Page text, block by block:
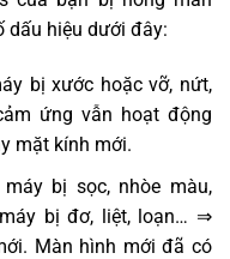
dấu hiệu dưới đây:
bị xước hoặc vỡ, nứt,
ứng vẫn hoạt động
mặt kính mới.
bị sọc, nhòe màu,
bị đơ, liệt, loạn… ⇒
Màn hình mới đã có